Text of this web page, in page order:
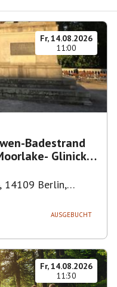
Fr, 14.08.2026
11:00
Badestrand
Glinicker
, 14109 Berlin,
AUSGEBUCHT
Fr, 14.08.2026
11:30